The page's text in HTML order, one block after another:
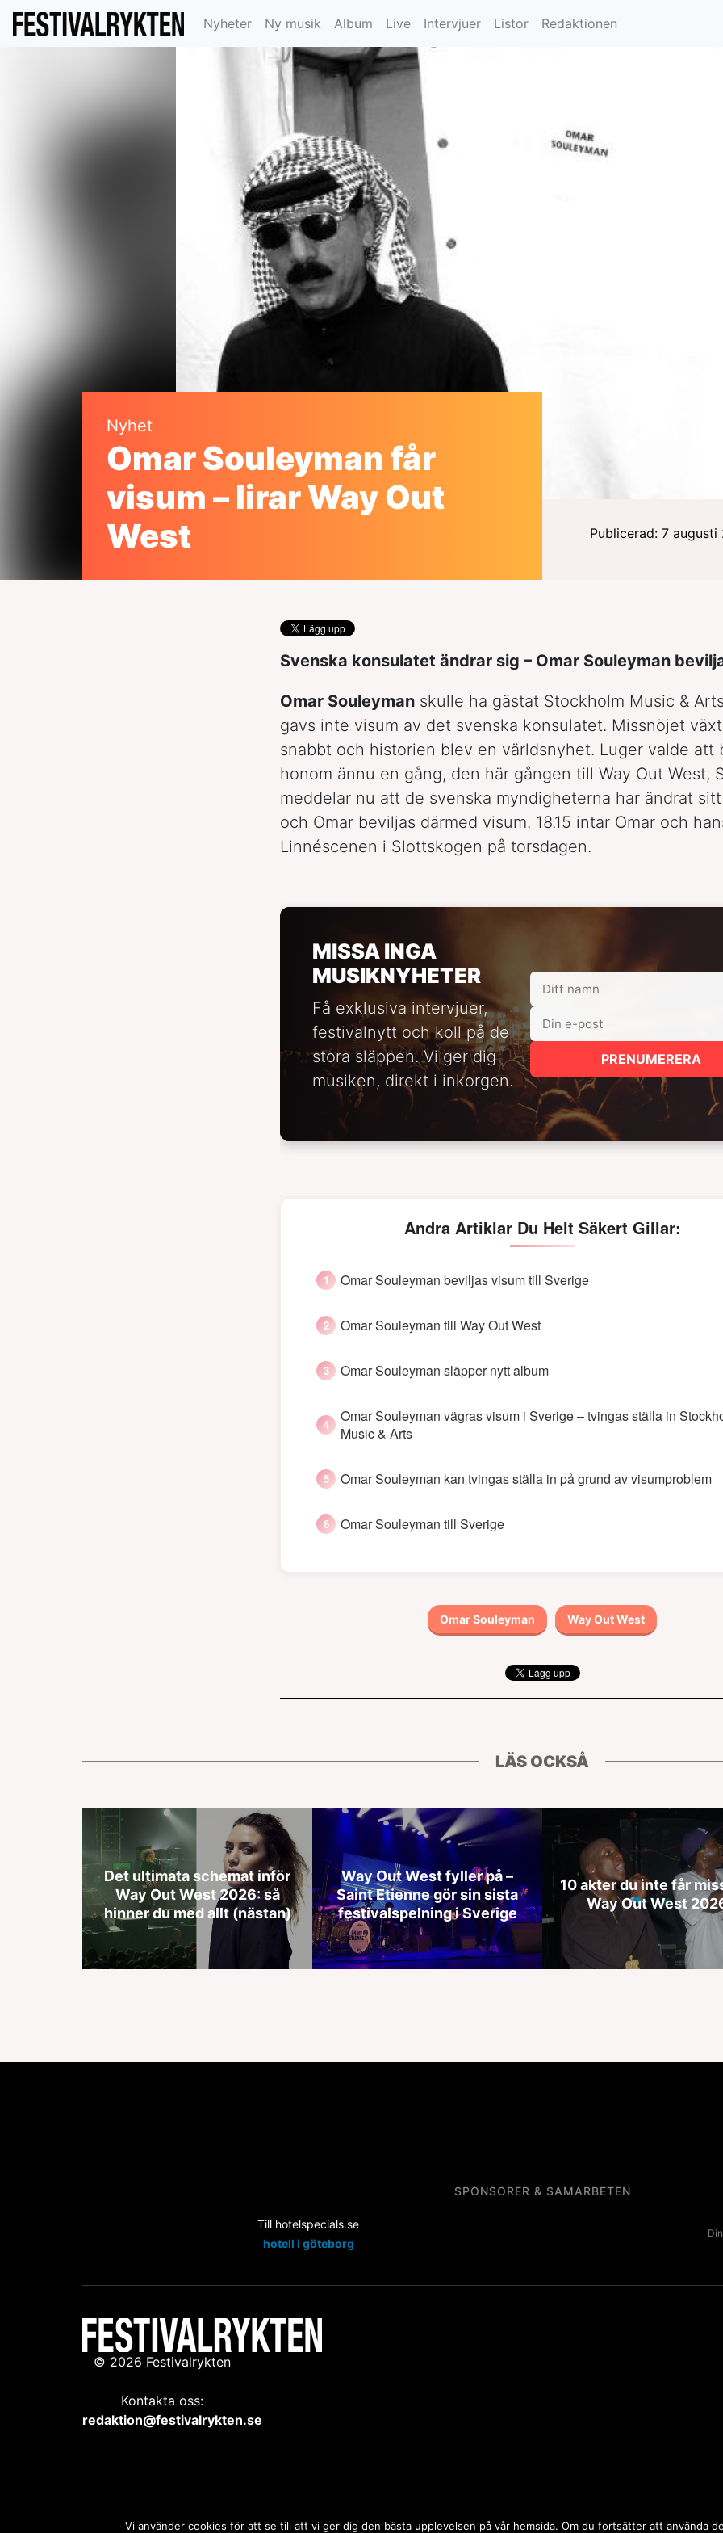
Nyheter Ny musik Album Live Intervjuer Listor Redaktionen
Nyhet
Omar Souleyman får
visum – lirar Way Out
West
Publicerad: 7
Svenska konsulatet ändrar sig – Omar Souleyman
Omar Souleyman skulle ha gästat Stockholm Music &
gavs inte visum av det svenska konsulatet. Missnöjet
snabbt och historien blev en världsnyhet. Luger valde att
honom ännu en gång, den här gången till Way Out West,
meddelar nu att de svenska myndigheterna har ändrat
och Omar beviljas därmed visum. 18.15 intar Omar och
Linnéscenen i Slottskogen på torsdagen.
MISSA INGA
MUSIKNYHETER
Få exklusiva intervjuer,
festivalnytt och koll på de
stora släppen. Vi ger dig
musiken, direkt i inkorgen.
PRENUMERERA
Andra Artiklar Du Helt Säkert Gillar:
Omar Souleyman beviljas visum till Sverige
Omar Souleyman till Way Out West
Omar Souleyman släpper nytt album
Omar Souleyman vägras visum i Sverige – tvingas ställa in
Music & Arts
Omar Souleyman kan tvingas ställa in på grund av visumproblem
Omar Souleyman till Sverige
Omar Souleyman Way Out West
LÄS OCKSÅ
Det ultimata schemat inför
Way Out West 2026: så
hinner du med allt (nästan)
Way Out West fyller på –
Saint Etienne gör sin sista
festivalspelning i Sverige
10 akter du inte får
Way Out West
SPONSORER & SAMARBETEN
Till hotelspecials.se
hotell i göteborg
© 2026 Festivalrykten
Kontakta oss:
redaktion@festivalrykten.se
Vi använder cookies för att se till att vi ger dig den bästa upplevelsen på vår hemsida. Om du fortsätter att använda